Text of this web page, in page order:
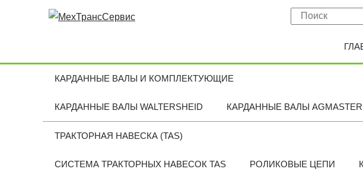
КАРДАННЫЕ ВАЛЫ И КОМПЛЕКТУЮЩИЕ
КАРДАННЫЕ ВАЛЫ WALTERSHEID КАРДАННЫЕ ВАЛЫ AGMASTER
ТРАКТОРНАЯ НАВЕСКА (TAS)
СИСТЕМА ТРАКТОРНЫХ НАВЕСОК TAS РОЛИКОВЫЕ ЦЕПИ